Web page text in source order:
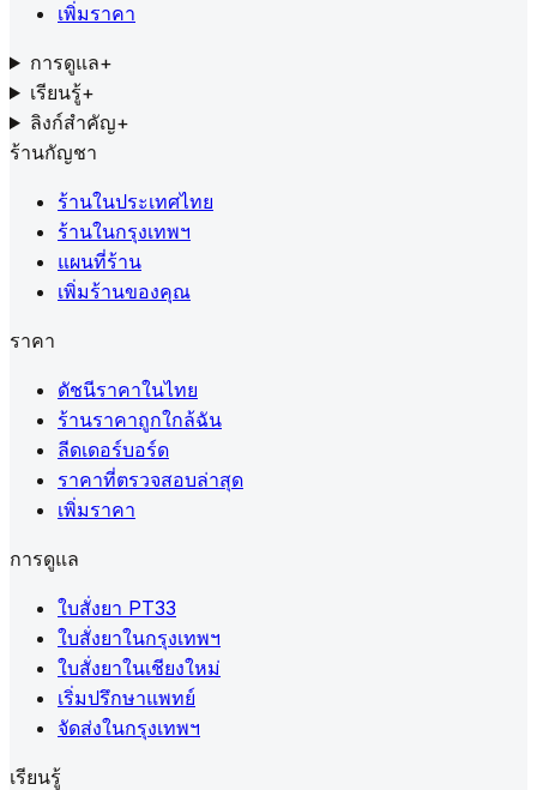
เพิ่มราคา
การดูแล+
เรียนรู้+
ลิงก์สำคัญ+
ร้านกัญชา
ร้านในประเทศไทย
ร้านในกรุงเทพฯ
แผนที่ร้าน
เพิ่มร้านของคุณ
ราคา
ดัชนีราคาในไทย
ร้านราคาถูกใกล้ฉัน
ลีดเดอร์บอร์ด
ราคาที่ตรวจสอบล่าสุด
เพิ่มราคา
การดูแล
ใบสั่งยา PT33
ใบสั่งยาในกรุงเทพฯ
ใบสั่งยาในเชียงใหม่
เริ่มปรึกษาแพทย์
จัดส่งในกรุงเทพฯ
เรียนรู้